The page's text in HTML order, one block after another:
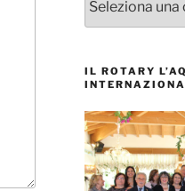
IL ROTARY